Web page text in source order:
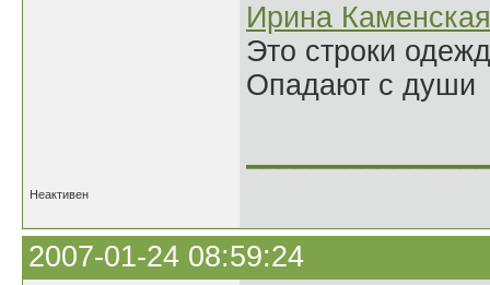
Ирина Каменская
Это строки
Опадают с души
Неактивен
2007-01-24 08:59:24